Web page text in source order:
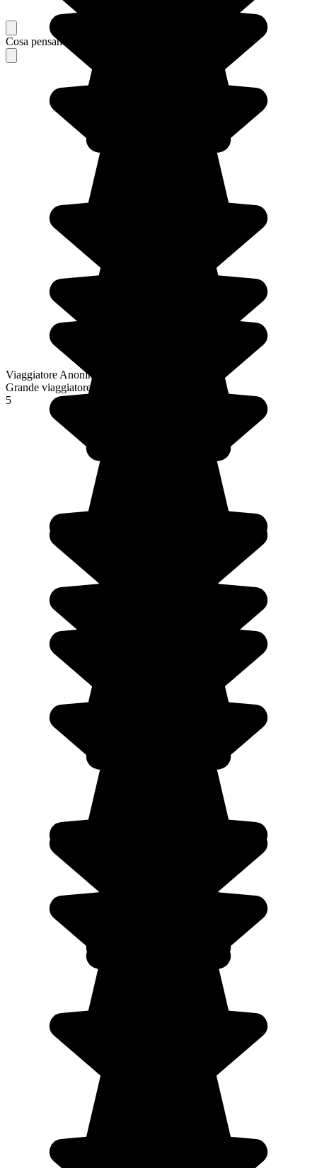
Cosa pensano i nostri viaggiatori del loro soggiorno
Viaggiatore Anonimo
Grande viaggiatore
5